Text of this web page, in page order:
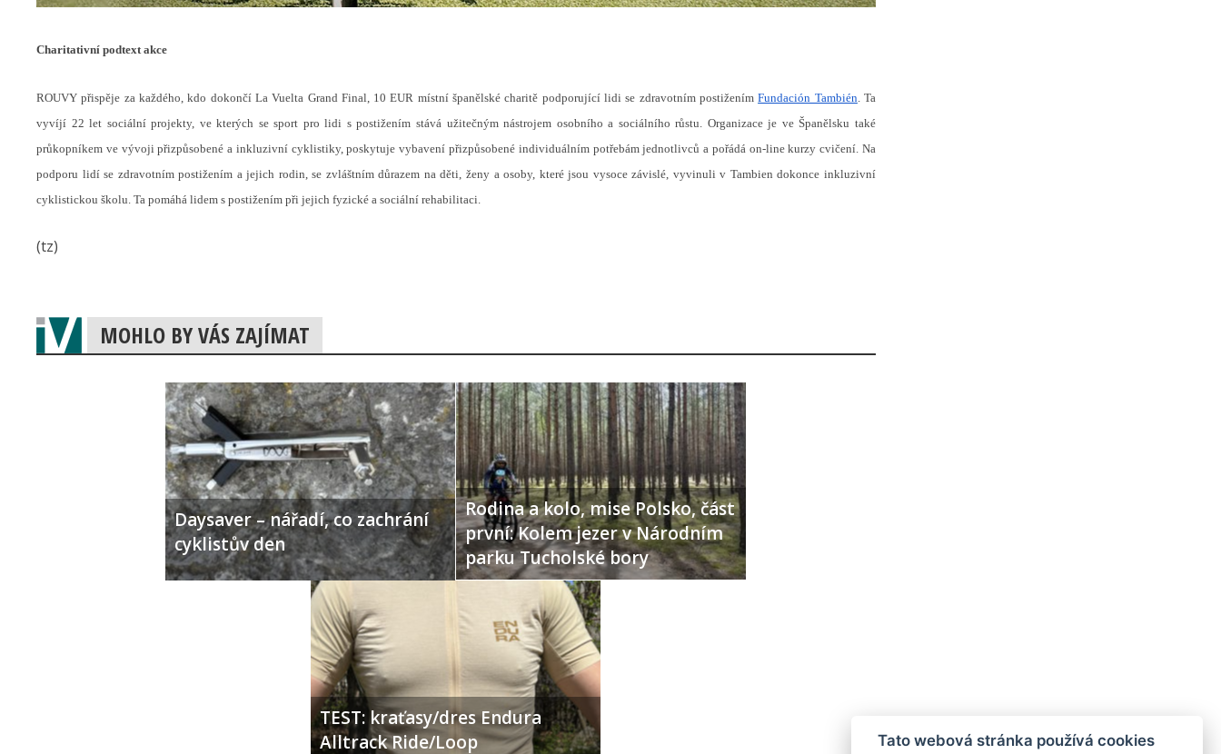
Charitativní podtext akce
ROUVY přispěje za každého, kdo dokončí La Vuelta Grand Final, 10 EUR místní španělské charitě podporující lidi se zdravotním postiženímFundación También . Ta
vyvíjí 22 let sociální projekty, ve kterých se sport pro lidi s postižením stává užitečným nástrojem osobního a sociálního růstu. Organizace je ve Španělsku také
průkopníkem ve vývoji přizpůsobené a inkluzivní cyklistiky, poskytuje vybavení přizpůsobené individuálním potřebám jednotlivců a pořádá on-line kurzy cvičení. Na
podporu lidí se zdravotním postižením a jejich rodin, se zvláštním důrazem na děti, ženy a osoby, které jsou vysoce závislé, vyvinuli v Tambien dokonce inkluzivní
cyklistickou školu. Ta pomáhá lidem s postižením při jejich fyzické a sociální rehabilitaci.
(tz)
MOHLO BY VÁS ZAJÍMAT
Daysaver – nářadí, co zachrání
cyklistův den
Rodina a kolo, mise Polsko, část
první: Kolem jezer v Národním
parku Tucholské bory
TEST: kraťasy/dres Endura
Alltrack Ride/Loop
Tato webová stránka používá cookies